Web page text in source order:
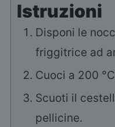
Istruzioni
Disponi le
friggitrice ad
Cuoci a 200
Scuoti il
pellicine.